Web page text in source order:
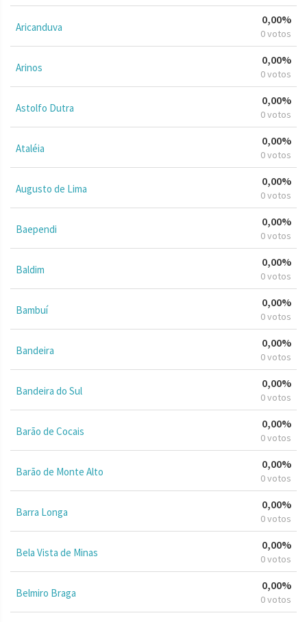
Aricanduva
0,00%
0 votos
Arinos
0,00%
0 votos
Astolfo Dutra
0,00%
0 votos
Ataléia
0,00%
0 votos
Augusto de Lima
0,00%
0 votos
Baependi
0,00%
0 votos
Baldim
0,00%
0 votos
Bambuí
0,00%
0 votos
Bandeira
0,00%
0 votos
Bandeira do Sul
0,00%
0 votos
Barão de Cocais
0,00%
0 votos
Barão de Monte Alto
0,00%
0 votos
Barra Longa
0,00%
0 votos
Bela Vista de Minas
0,00%
0 votos
Belmiro Braga
0,00%
0 votos